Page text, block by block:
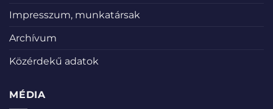
Impresszum, munkatársak
Archívum
Közérdekű adatok
MÉDIA